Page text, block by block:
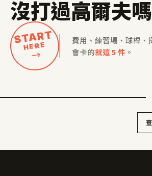
沒打過高爾夫嗎
START
HERE
→
費用、練習場、球桿
會卡的就這 5 件 。